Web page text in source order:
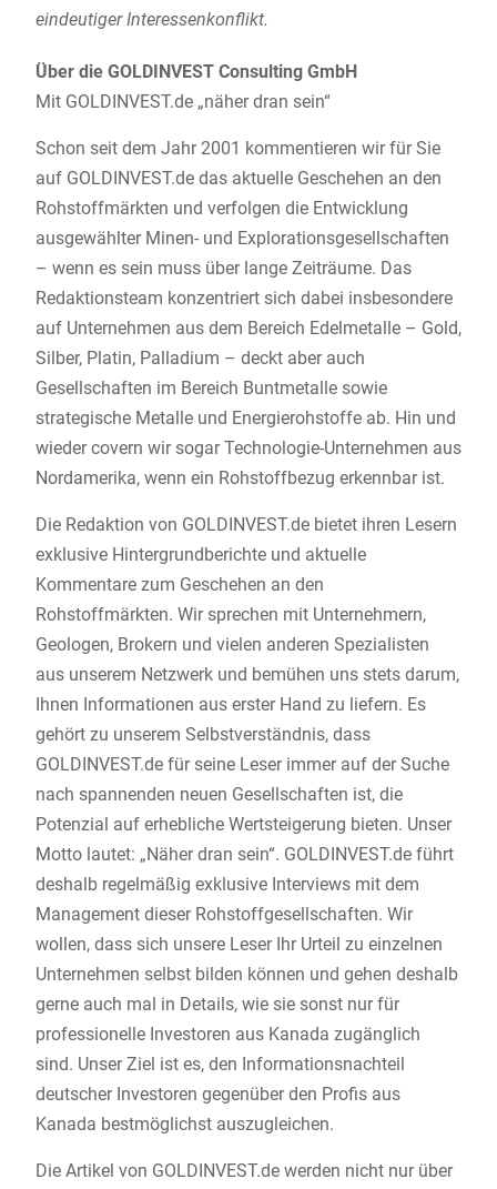
eindeutiger Interessenkonflikt.
Über die GOLDINVEST Consulting GmbH
Mit GOLDINVEST.de „näher dran sein“
Schon seit dem Jahr 2001 kommentieren wir für Sie
auf GOLDINVEST.de das aktuelle Geschehen an den
Rohstoffmärkten und verfolgen die Entwicklung
ausgewählter Minen- und Explorationsgesellschaften
– wenn es sein muss über lange Zeiträume. Das
Redaktionsteam konzentriert sich dabei insbesondere
auf Unternehmen aus dem Bereich Edelmetalle – Gold,
Silber, Platin, Palladium – deckt aber auch
Gesellschaften im Bereich Buntmetalle sowie
strategische Metalle und Energierohstoffe ab. Hin und
wieder covern wir sogar Technologie-Unternehmen aus
Nordamerika, wenn ein Rohstoffbezug erkennbar ist.
Die Redaktion von GOLDINVEST.de bietet ihren Lesern
exklusive Hintergrundberichte und aktuelle
Kommentare zum Geschehen an den
Rohstoffmärkten. Wir sprechen mit Unternehmern,
Geologen, Brokern und vielen anderen Spezialisten
aus unserem Netzwerk und bemühen uns stets darum,
Ihnen Informationen aus erster Hand zu liefern. Es
gehört zu unserem Selbstverständnis, dass
GOLDINVEST.de für seine Leser immer auf der Suche
nach spannenden neuen Gesellschaften ist, die
Potenzial auf erhebliche Wertsteigerung bieten. Unser
Motto lautet: „Näher dran sein“. GOLDINVEST.de führt
deshalb regelmäßig exklusive Interviews mit dem
Management dieser Rohstoffgesellschaften. Wir
wollen, dass sich unsere Leser Ihr Urteil zu einzelnen
Unternehmen selbst bilden können und gehen deshalb
gerne auch mal in Details, wie sie sonst nur für
professionelle Investoren aus Kanada zugänglich
sind. Unser Ziel ist es, den Informationsnachteil
deutscher Investoren gegenüber den Profis aus
Kanada bestmöglichst auszugleichen.
Die Artikel von GOLDINVEST.de werden nicht nur über